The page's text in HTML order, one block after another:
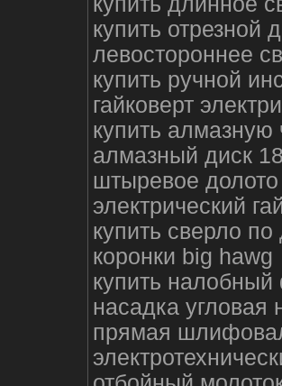
купить отрезной
левостороннее
купить ручной
гайковерт
купить алмазную
алмазный диск
штыревое долото
электрический
купить сверло
коронки big hawg
купить
насадка угловая
прямая